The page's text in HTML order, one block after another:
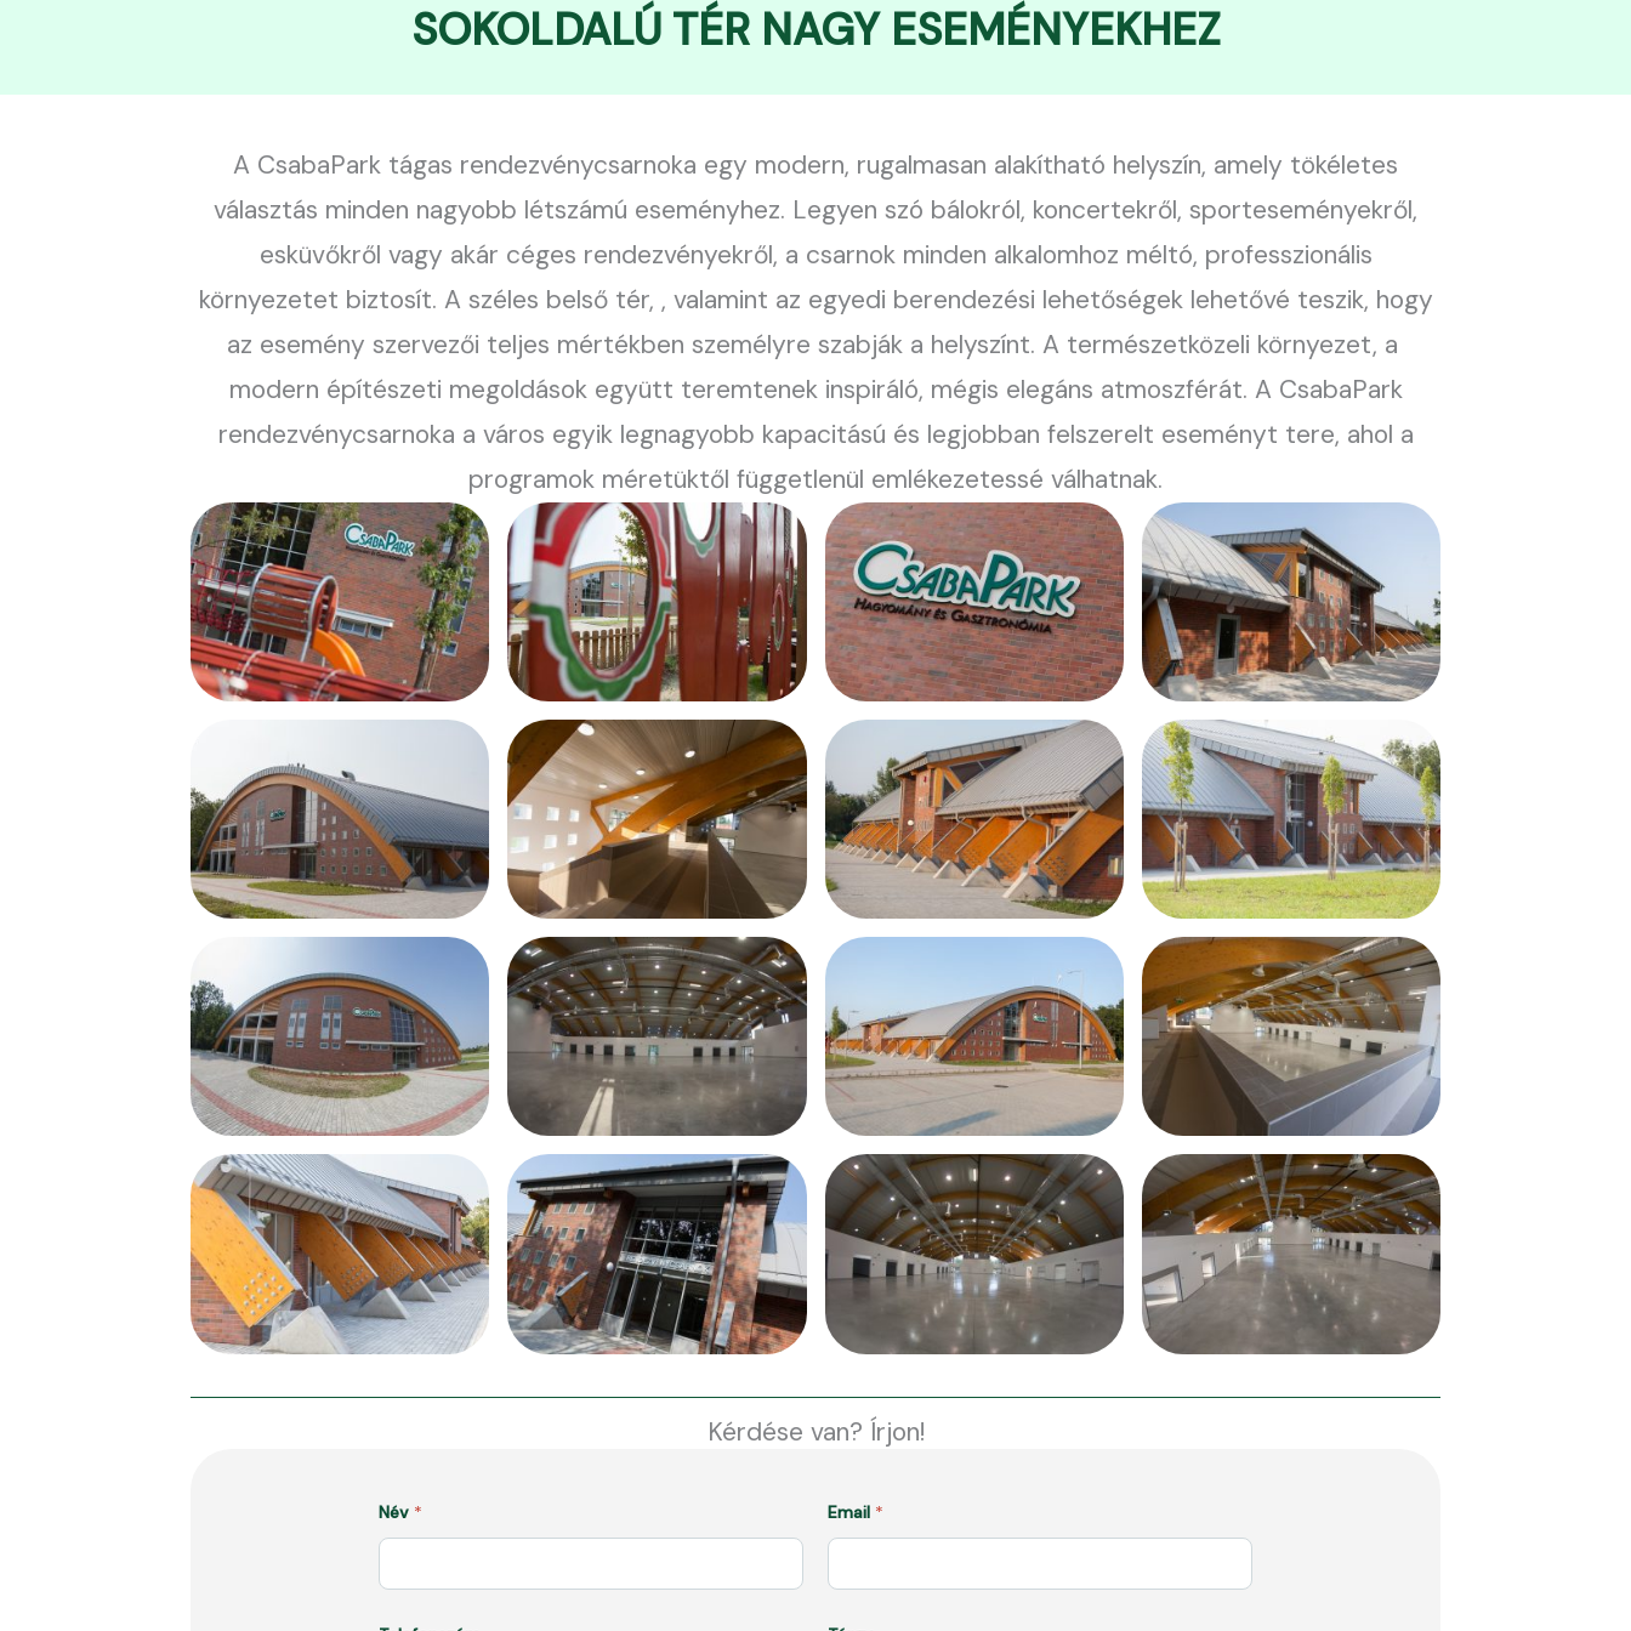
SOKOLDALÚ TÉR NAGY ESEMÉNYEKHEZ
A CsabaPark tágas rendezvénycsarnoka egy modern, rugalmasan alakítható helyszín, amely tökéletes
választás minden nagyobb létszámú eseményhez. Legyen szó bálokról, koncertekről, sporteseményekről,
esküvőkről vagy akár céges rendezvényekről, a csarnok minden alkalomhoz méltó, professzionális
környezetet biztosít. A széles belső tér, , valamint az egyedi berendezési lehetőségek lehetővé teszik, hogy
az esemény szervezői teljes mértékben személyre szabják a helyszínt. A természetközeli környezet, a
modern építészeti megoldások együtt teremtenek inspiráló, mégis elegáns atmoszférát. A CsabaPark
rendezvénycsarnoka a város egyik legnagyobb kapacitású és legjobban felszerelt eseményt tere, ahol a
programok méretüktől függetlenül emlékezetessé válhatnak.
Kérdése van? Írjon!
Név * Email *